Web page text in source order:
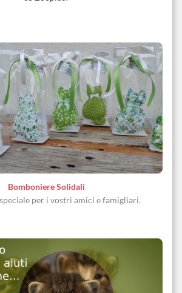
Bomboniere Solidali
per i vostri amici e famigliari.